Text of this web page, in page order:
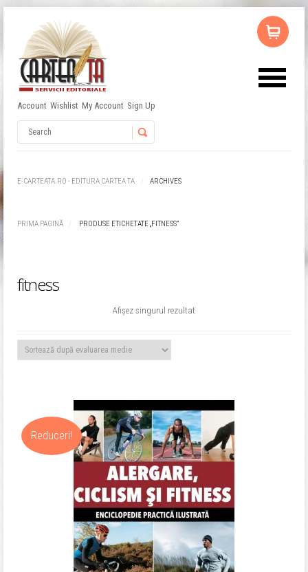
Account Wishlist My Account Sign Up
E-CARTEATA.RO - EDITURA CARTEA TA ARCHIVES
PRIMA PAGINĂ PRODUSE ETICHETATE „FITNESS”
fitness
Afișez singurul rezultat
Reduceri!
Nu ai niciun produs în coș.